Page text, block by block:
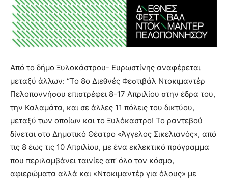
Από το δήμο Ξυλοκάστρου- Ευρωστίνης αναφέρεται
μεταξύ άλλων: “Το 8ο Διεθνές Φεστιβάλ Ντοκιμαντέρ
Πελοποννήσου επιστρέφει 8-17 Απριλίου στην έδρα του,
την Καλαμάτα, και σε άλλες 11 πόλεις του δικτύου,
μεταξύ των οποίων και το Ξυλόκαστρο! Το ραντεβού
δίνεται στο Δημοτικό Θέατρο «Άγγελος Σικελιανός», από
τις 8 έως τις 10 Απριλίου, με ένα εκλεκτικό πρόγραμμα
που περιλαμβάνει ταινίες απ’ όλο τον κόσμο,
αφιερώματα αλλά και «Ντοκιμαντέρ για όλους» με